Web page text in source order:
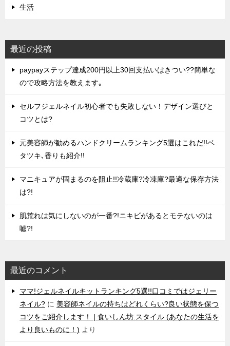
生活
最近の投稿
paypayステップ達成200円以上30回支払いはきつい??簡単な
ので攻略方法を教えます｡
セルフジェルネイル初心者でも失敗しない！デザイン選びと
コツとは?
元美容師が勧めるハンドクリームランキング5選はこれだ!!ベ
タツキ､香りも紹介!!
マニキュアが固まるのを阻止!!冷蔵庫?冷凍庫?最適な保存方法
は?!
肌荒れは気にしないのが一番?!ニキビがあるとモテないのは
嘘?!
最近のコメント
ママ!ジェルネイルキットランキング5選!!口コミではジェリー
ネイル? に 美容師ネイルの持ちはどれくらい?良い状態を保つ
コツをご紹介します！ | 食いしん坊.スタイル (あなたの生活を
より良いものに！) より